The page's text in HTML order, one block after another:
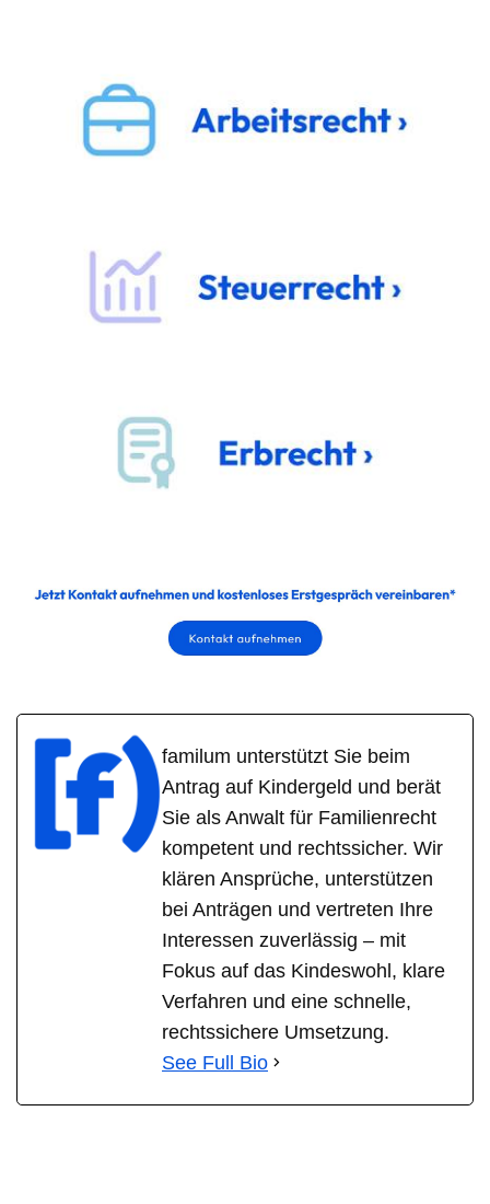
familum unterstützt Sie beim
Antrag auf Kindergeld und berät
Sie als Anwalt für Familienrecht
kompetent und rechtssicher. Wir
klären Ansprüche, unterstützen
bei Anträgen und vertreten Ihre
Interessen zuverlässig – mit
Fokus auf das Kindeswohl, klare
Verfahren und eine schnelle,
rechtssichere Umsetzung.
See Full Bio